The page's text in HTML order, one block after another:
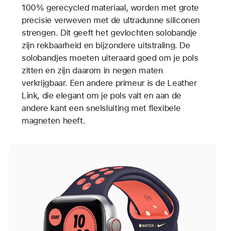
100% gerecycled materiaal, worden met grote
precisie verweven met de ultradunne siliconen
strengen. Dit geeft het gevlochten solobandje
zijn rekbaarheid en bijzondere uitstraling. De
solobandjes moeten uiteraard goed om je pols
zitten en zijn daarom in negen maten
verkrijgbaar. Een andere primeur is de Leather
Link, die elegant om je pols valt en aan de
andere kant een snelsluiting met flexibele
magneten heeft.